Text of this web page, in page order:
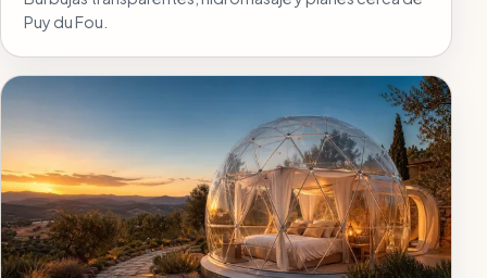
Puy du Fou.